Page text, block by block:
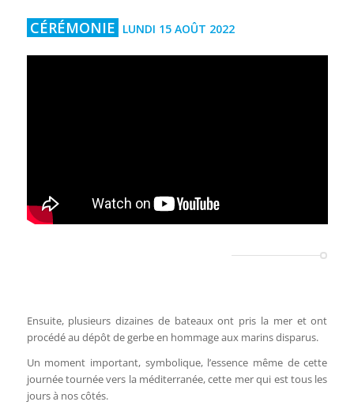
CÉRÉMONIE LUNDI 15 AOÛT 2022
Ensuite, plusieurs dizaines de bateaux ont pris la mer et ont
procédé au dépôt de gerbe en hommage aux marins disparus.
Un moment important, symbolique, l’essence même de cette
journée tournée vers la méditerranée, cette mer qui est tous les
jours à nos côtés.